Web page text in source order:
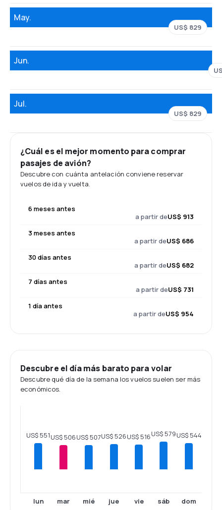
May.
US$ 829
Jun.
Jul.
US$ 829
¿Cuál es el mejor momento para comprar
pasajes de avión?
Descubre con cuánta antelación conviene reservar
vuelos de ida y vuelta.
6 meses antes
a partir deUS$ 913
3 meses antes
a partir deUS$ 686
30 días antes
a partir deUS$ 682
7 días antes
a partir deUS$ 731
1 día antes
a partir deUS$ 954
Descubre el día más barato para volar
Descubre qué día de la semana los vuelos suelen ser más
económicos.
US$ 551
lun
US$ 506
mar
US$ 507
mié
US$ 526
jue
US$ 516
vie
US$ 579
sáb
US$ 544
dom